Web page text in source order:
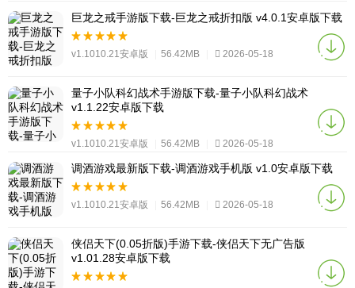
巨龙之戒手游版下载-巨龙之戒折扣版 v4.0.1安卓版下载
v1.1010.21安卓版 56.42MB 2026-05-18
量子小队科幻战术手游版下载-量子小队科幻战术
v1.1.22安卓版下载
v1.1010.21安卓版 56.42MB 2026-05-18
调酒游戏最新版下载-调酒游戏手机版 v1.0安卓版下载
v1.1010.21安卓版 56.42MB 2026-05-18
侠侣天下(0.05折版)手游下载-侠侣天下无广告版
v1.01.28安卓版下载